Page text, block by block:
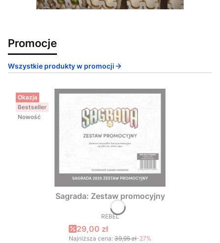
Promocje
Wszystkie produkty w promocji
Okazja
Bestseller
Nowość
Sagrada: Zestaw promocyjny
PRODUCENT
REBEL
Cena promocyjna
29,00 zł
Najniższa cena: 39,95 zł-27%